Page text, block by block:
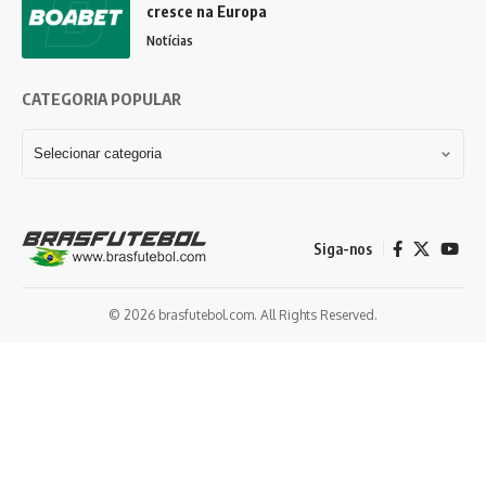
cresce na Europa
Notícias
CATEGORIA POPULAR
Siga-nos
© 2026 brasfutebol.com. All Rights Reserved.